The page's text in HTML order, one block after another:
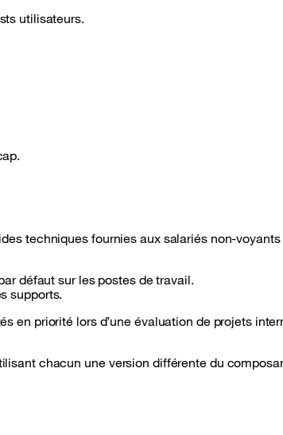
utilisateurs.
techniques fournies aux salariés non-
défaut sur les postes de travail.
supports.
en priorité lors d’une évaluation de projets
chacun une version différente du